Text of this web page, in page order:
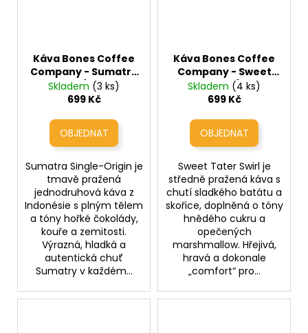
Káva Bones Coffee
Company - Sumatra
Single / Origin
(jednodruhová káva
Skladem (3 ks)
699 Kč
Sumatra Single-Origin je
tmavě pražená
jednodruhová káva z
Indonésie s plným tělem
a tóny hořké čokolády,
kouře a zemitosti.
Výrazná, hladká a
autentická chuť
Sumatry v každém...
Káva Bones Coffee
Company - Sweet
Tater Swirl (sladký
batát se skořicí)
Skladem (4 ks)
699 Kč
Sweet Tater Swirl je
středně pražená káva s
chutí sladkého batátu a
skořice, doplněná o tóny
hnědého cukru a
opečených
marshmallow. Hřejivá,
hravá a dokonale
„comfort“ pro...